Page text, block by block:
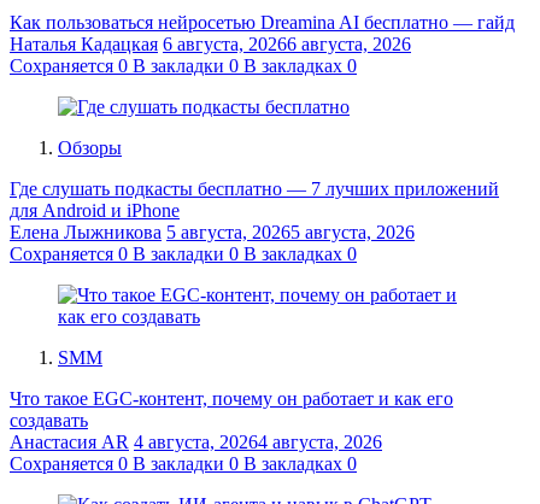
Как пользоваться нейросетью Dreamina AI бесплатно — гайд
Наталья Кадацкая 6 августа, 20266 августа, 2026
Сохраняется 0 В закладки 0 В закладках 0
Обзоры
Где слушать подкасты бесплатно — 7 лучших приложений
для Android и iPhone
Елена Лыжникова 5 августа, 20265 августа, 2026
Сохраняется 0 В закладки 0 В закладках 0
SMM
Что такое EGC-контент, почему он работает и как его
создавать
Анастасия AR 4 августа, 20264 августа, 2026
Сохраняется 0 В закладки 0 В закладках 0